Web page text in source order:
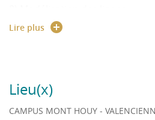
9) Technologies xDSL, câble et
Lire plus
Lieu(x)
CAMPUS MONT HOUY -